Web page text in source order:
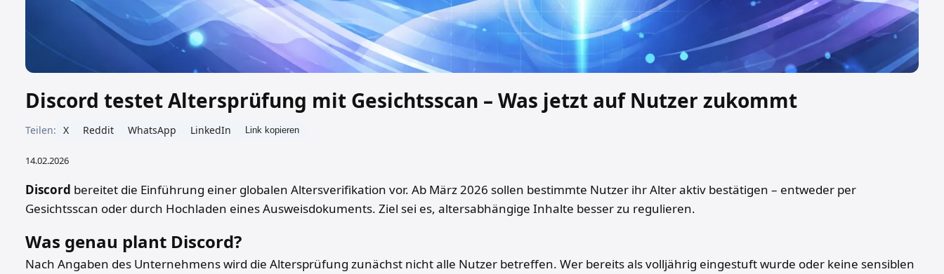
Discord testet Altersprüfung mit Gesichtsscan – Was jetzt auf Nutzer zukommt
Teilen: X Reddit WhatsApp LinkedIn Link kopieren
14.02.2026
Discord bereitet die Einführung einer globalen Altersverifikation vor. Ab März 2026 sollen bestimmte Nutzer ihr Alter aktiv bestätigen – entweder per
Gesichtsscan oder durch Hochladen eines Ausweisdokuments. Ziel sei es, altersabhängige Inhalte besser zu regulieren.
Was genau plant Discord?
Nach Angaben des Unternehmens wird die Altersprüfung zunächst nicht alle Nutzer betreffen. Wer bereits als volljährig eingestuft wurde oder keine sensiblen